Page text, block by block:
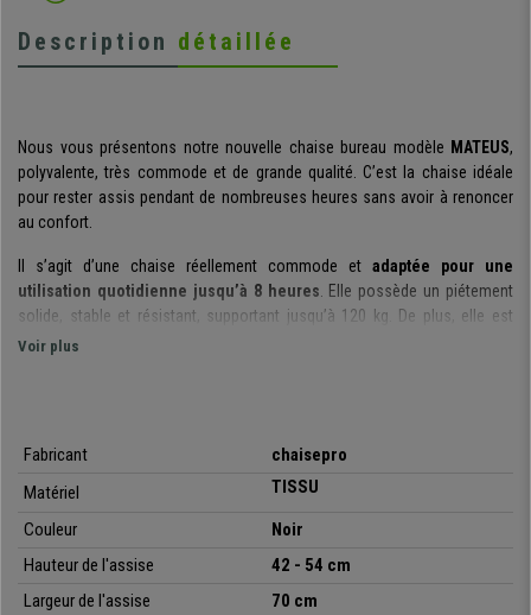
Description détaillée
Nous vous présentons notre nouvelle chaise bureau modèle MATEUS,
polyvalente, très commode et de grande qualité. C’est la chaise idéale
pour rester assis pendant de nombreuses heures sans avoir à renoncer
au confort.
Il s’agit d’une chaise réellement commode et adaptée pour une
utilisation quotidienne jusqu’à 8 heures. Elle possède un piétement
solide, stable et résistant, supportant jusqu’à 120 kg. De plus, elle est
dotée de roulettes
nombreuses années et se conserver comme au premier jour.
C’est un modèle avec un design moderne qui
de confort
. Elle possède en effet un
synchrone
, pour que vous puissiez vous détendre, faire une petite pause
facile d’utilisation, une caractéristique digne des fauteuils haut de gamme
Voir plus
Fabricant
chaisepro
Matériel
TISSU
Couleur
Noir
Hauteur de l'assise
42 - 54 cm
Largeur de l'assise
70 cm